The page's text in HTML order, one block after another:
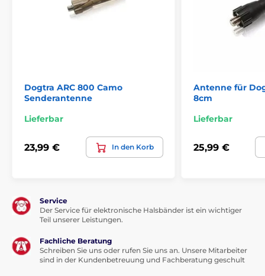
Dogtra ARC 800 Camo
Senderantenne
Lieferbar
23,99 € In den Korb
Antenne für
8cm
Lieferbar
25,99 €
Service
Der Service für elektronische Halsbänder ist ein wichtiger
Teil unserer Leistungen.
Fachliche Beratung
Schreiben Sie uns oder rufen Sie uns an. Unsere Mitarbeiter
sind in der Kundenbetreuung und Fachberatung geschult